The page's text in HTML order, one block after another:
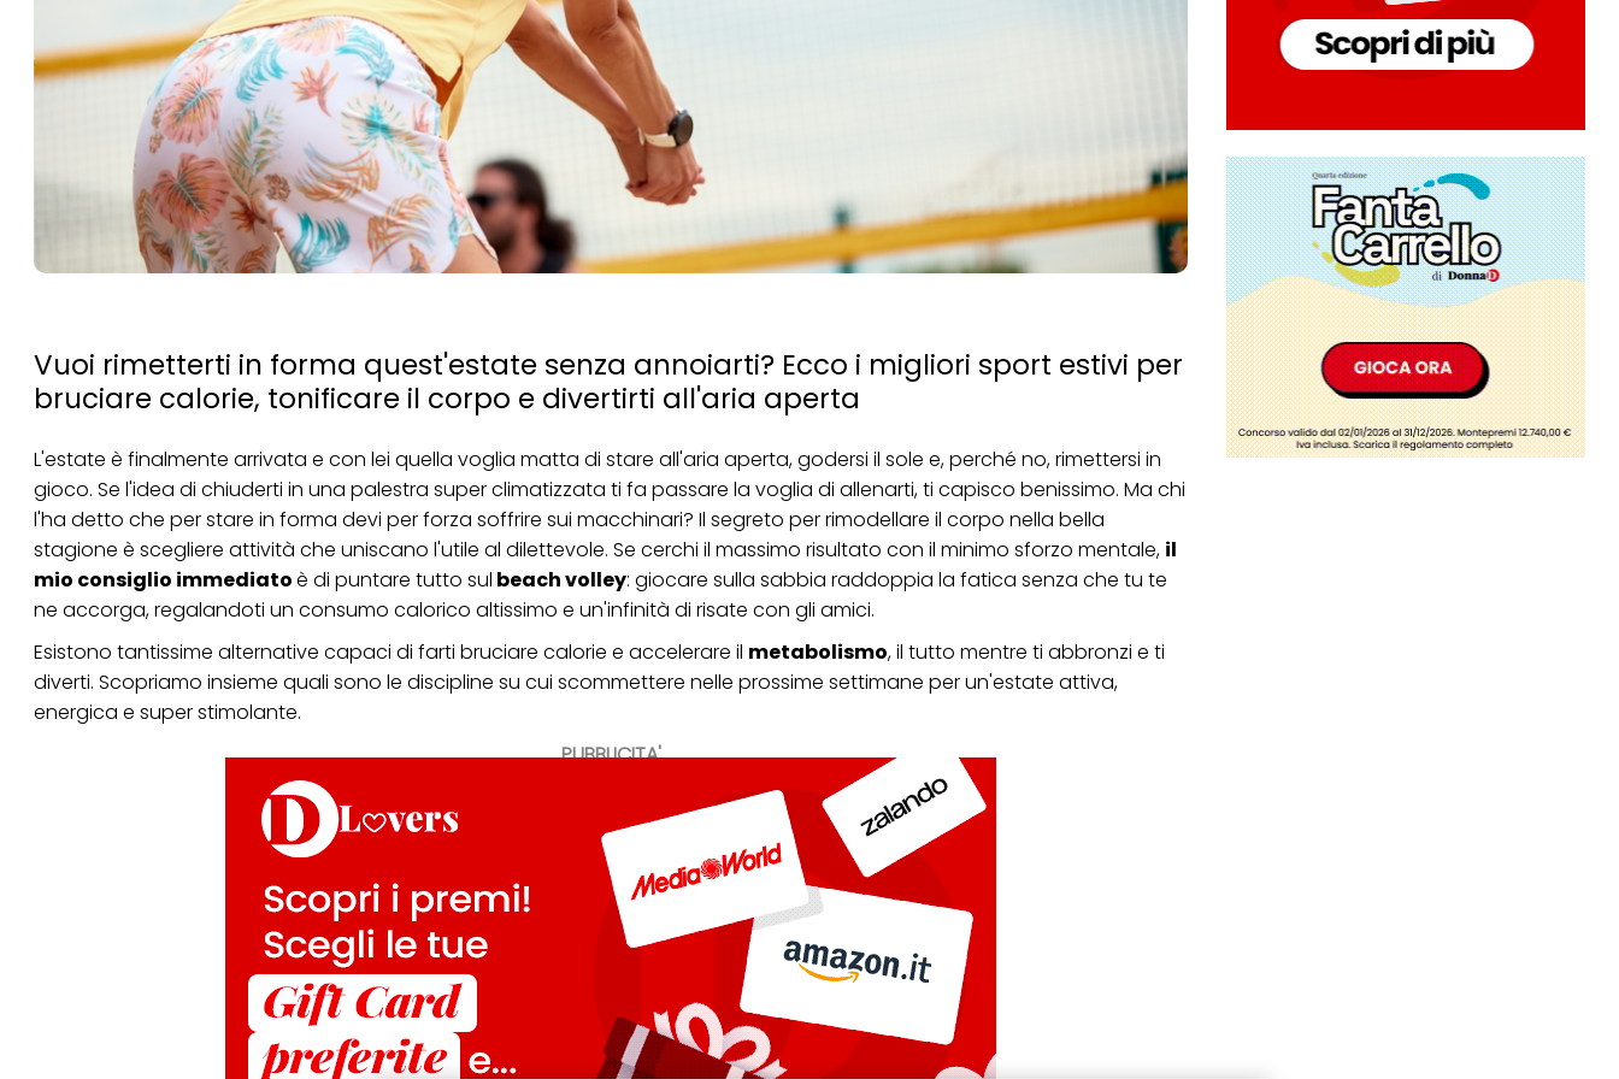
Vuoi rimetterti in forma quest'estate senza annoiarti? Ecco i migliori sport estivi per
bruciare calorie, tonificare il corpo e divertirti all'aria aperta
PUBBLICITA'
L'estate è finalmente arrivata e con lei quella voglia matta di stare all'aria aperta, godersi il sole e, perché no, rimettersi in
gioco. Se l'idea di chiuderti in una palestra super climatizzata ti fa passare la voglia di allenarti, ti capisco benissimo. Ma chi
l'ha detto che per stare in forma devi per forza soffrire sui macchinari? Il segreto per rimodellare il corpo nella bella
stagione è scegliere attività che uniscano l'utile al dilettevole. Se cerchi il massimo risultato con il minimo sforzo mentale, il
mio consiglio immediatoè di puntare tutto sul beach volley: giocare sulla sabbia raddoppia la fatica senza che tu te
ne accorga, regalandoti un consumo calorico altissimo e un'infinità di risate con gli amici.
Esistono tantissime alternative capaci di farti bruciare calorie e accelerare il metabolismo, il tutto mentre ti abbronzi e ti
diverti. Scopriamo insieme quali sono le discipline su cui scommettere nelle prossime settimane per un'estate attiva,
energica e super stimolante.